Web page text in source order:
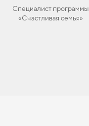
Специалист программы
«Счастливая семья»